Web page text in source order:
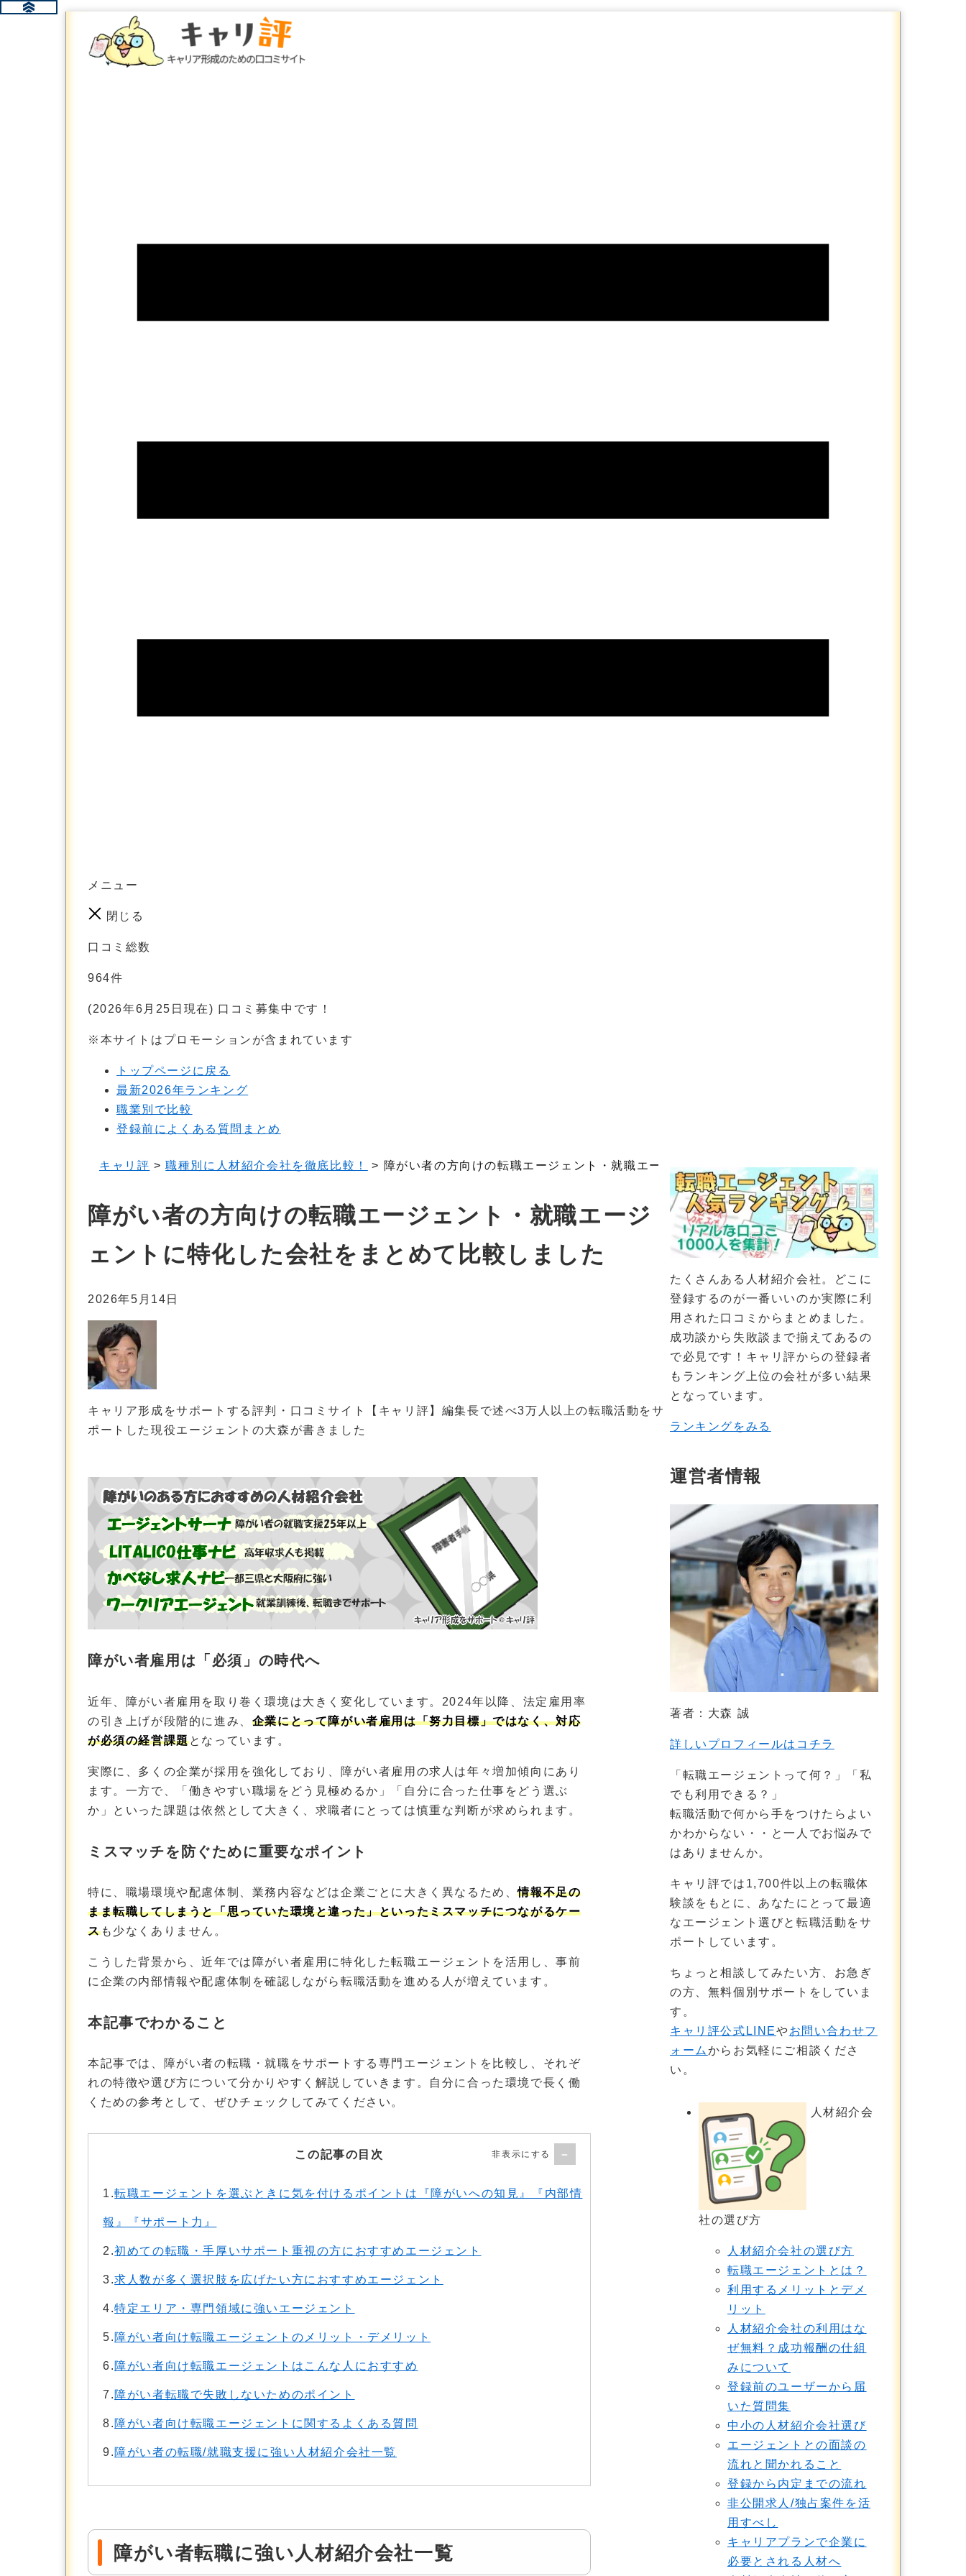
メニュー
閉じる
口コミ総数
964件
(2026年6月25日現在) 口コミ募集中です！
※本サイトはプロモーションが含まれています
トップページに戻る
最新2026年ランキング
職業別で比較
登録前によくある質問まとめ
キャリ評 >職種別に人材紹介会社を徹底比較！ > 障がい者の方向けの転職エージェント・就職エージェントに特化した会社をまとめて比較しました
障がい者の方向けの転職エージェント・就職エージ
ェントに特化した会社をまとめて比較しました
2026年5月14日
キャリア形成をサポートする評判・口コミサイト【キャリ評】編集長で述べ3万人以上の転職活動をサ
ポートした現役エージェントの大森が書きました
障がい者雇用は「必須」の時代へ
近年、障がい者雇用を取り巻く環境は大きく変化しています。2024年以降、法定雇用率
の引き上げが段階的に進み、 企業にとって障がい者雇用は「努力目標」ではなく、対応
が必須の経営課題となっています。
実際に、多くの企業が採用を強化しており、障がい者雇用の求人は年々増加傾向にあり
ます。一方で、「働きやすい職場をどう見極めるか」「自分に合った仕事をどう選ぶ
か」といった課題は依然として大きく、求職者にとっては慎重な判断が求められます。
ミスマッチを防ぐために重要なポイント
特に、職場環境や配慮体制、業務内容などは企業ごとに大きく異なるため、情報不足の
まま転職してしまうと「思っていた環境と違った」といったミスマッチにつながるケー
スも少なくありません。
こうした背景から、近年では障がい者雇用に特化した転職エージェントを活用し、事前
に企業の内部情報や配慮体制を確認しながら転職活動を進める人が増えています。
本記事でわかること
本記事では、障がい者の転職・就職をサポートする専門エージェントを比較し、それぞ
れの特徴や選び方について分かりやすく解説していきます。自分に合った環境で長く働
くための参考として、ぜひチェックしてみてください。
この記事の目次
1.転職エージェントを選ぶときに気を付けるポイントは『障がいへの知見』『内部情
報』『サポート力』
2.初めての転職・手厚いサポート重視の方におすすめエージェント
3.求人数が多く選択肢を広げたい方におすすめエージェント
4.特定エリア・専門領域に強いエージェント
5.障がい者向け転職エージェントのメリット・デメリット
6.障がい者向け転職エージェントはこんな人におすすめ
7.障がい者転職で失敗しないためのポイント
8.障がい者向け転職エージェントに関するよくある質問
9.障がい者の転職/就職支援に強い人材紹介会社一覧
障がい者転職に強い人材紹介会社一覧
たくさんある人材紹介会社。どこに
登録するのが一番いいのか実際に利
用された口コミからまとめました。
成功談から失敗談まで揃えてあるの
で必見です！ キャリ評からの登録者
もランキング上位の会社が多い結果
となっています。
ランキングをみる
運営者情報
著者：大森 誠
詳しいプロフィールはコチラ
「転職エージェントって何？」「私
でも利用できる？」
転職活動で何から手をつけたらよい
かわからない・・と一人でお悩みで
はありませんか。
キャリ評では1,700件以上の転職体
験談をもとに、あなたにとって最適
なエージェント選びと転職活動をサ
ポートしています。
ちょっと相談してみたい方、お急ぎ
の方、無料個別サポートをしていま
す。
キャリ評公式LINEやお問い合わせフ
ォーム からお気軽にご相談くださ
い。
人材紹介会
社の選び方
人材紹介会社の選び方
転職エージェントとは？
利用するメリットとデメ
リット
人材紹介会社の利用はな
ぜ無料？成功報酬の仕組
みについて
登録前のユーザーから届
いた質問集
中小の人材紹介会社選び
エージェントとの面談の
流れと聞かれること
登録から内定までの流れ
非公開求人/独占案件を活
用すべし
キャリアプランで企業に
必要とされる人材へ